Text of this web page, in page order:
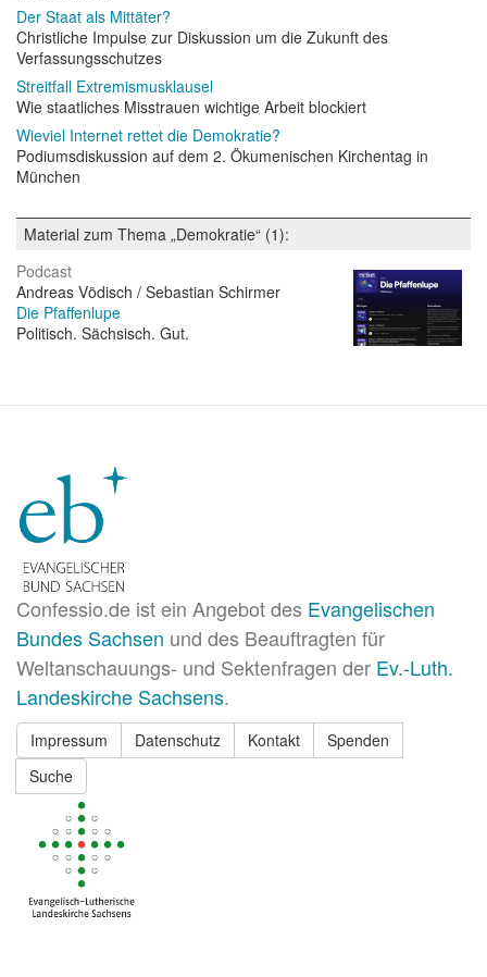
Der Staat als Mittäter?
Christliche Impulse zur Diskussion um die Zukunft des
Verfassungsschutzes
Streitfall Extremismusklausel
Wie staatliches Misstrauen wichtige Arbeit blockiert
Wieviel Internet rettet die Demokratie?
Podiumsdiskussion auf dem 2. Ökumenischen Kirchentag in
München
Material zum Thema „Demokratie“ (1):
Podcast
Andreas Vödisch / Sebastian Schirmer
Die Pfaffenlupe
Politisch. Sächsisch. Gut.
Confessio.de ist ein Angebot des Evangelischen
Bundes Sachsen und des Beauftragten für
Weltanschauungs- und Sektenfragen der Ev.-Luth.
Landeskirche Sachsens.
Impressum Datenschutz Kontakt
Spenden
Suche